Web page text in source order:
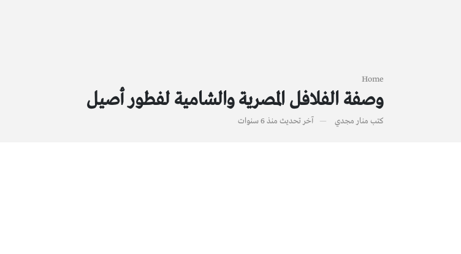
Home
وصفة الفلافل المصرية والشامية لفطور أصيل
كتب منار مجدي آخر تحديث منذ 6 سنوات